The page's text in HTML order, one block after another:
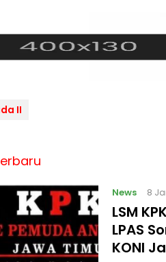
II
News 8
LSM
LPAS
KONI